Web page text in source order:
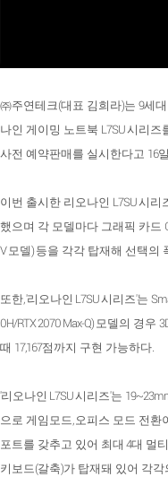
㈜주연테크(대표 김희라)는 9세대
나인 게이밍 노트북 L7SU시리즈
사전 예약판매를 실시한다고 16
이번 출시한 리오나인 L7SU시리
했으며 각 모델마다 그래픽 카드
V모델) 등을 각각 탑재해 선택의
또한, '리오나인 L7SU시리즈'는
0H/RTX 2070 Max-Q) 모델의 경우
때 17,167점까지 구현 가능하다.
'리오나인 L7SU시리즈'는
으로 게임모드,오피스 모드 전환
포트를 갖추고 있어 최대 4대 멀
키보드(갈축)가 탑재돼 있어 각각